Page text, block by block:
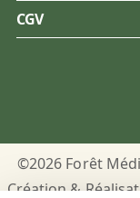
CGV
©2026 Forêt
Création &